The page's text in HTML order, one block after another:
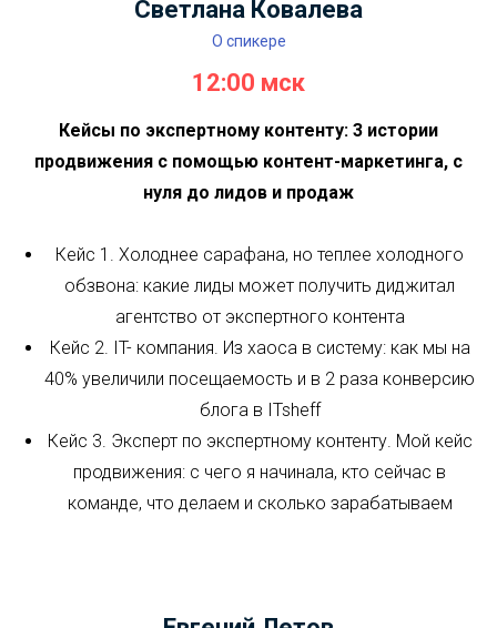
Следующий день
Светлана Ковалева
О спикере
12:00 мск
Кейсы по экспертному контенту: 3 истории
продвижения с помощью контент-маркетинга, с
обзвона: какие лиды может получить диджитал